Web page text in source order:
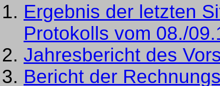
Ergebnis der letzten
Protokolls vom 08./
Jahresbericht des
Bericht der